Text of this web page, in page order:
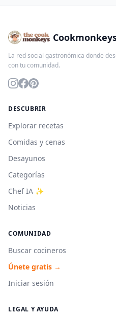
La red social gastronómica donde
con tu comunidad.
DESCUBRIR
Explorar recetas
Comidas y cenas
Desayunos
Categorías
Chef IA ✨
Noticias
COMUNIDAD
Buscar cocineros
Únete gratis →
Iniciar sesión
LEGAL Y AYUDA